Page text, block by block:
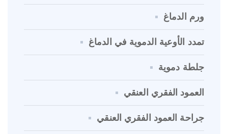
ورم الدماغ
تمدد الأوعية الدموية في الدماغ
جلطة دموية
العمود الفقري العنقي
جراحة العمود الفقري العنقي